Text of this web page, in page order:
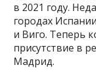
в 2021 году.
городах
и Виго. Теперь
присутствие в
Мадрид.